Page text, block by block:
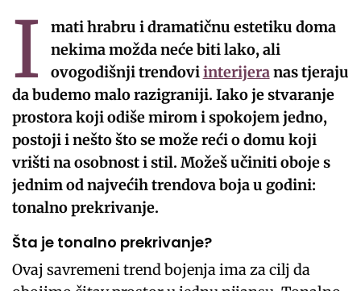
I
mati hrabru i dramatičnu estetiku doma
nekima možda neće biti lako, ali
ovogodišnji trendoviinterijeranas tjeraju
da budemo malo razigraniji. Iako je stvaranje
prostora koji odiše mirom i spokojem jedno,
postoji i nešto što se može reći o domu koji
vrišti na osobnost i stil. Možeš učiniti oboje s
jednim od najvećih trendova boja u godini:
tonalno prekrivanje.
Šta je tonalno prekrivanje?
Ovaj savremeni trend bojenja ima za cilj da